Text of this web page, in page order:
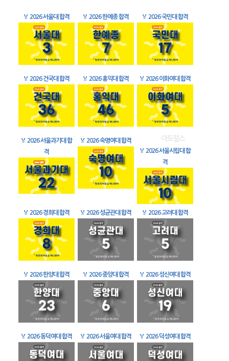
🏅 2026 서울대 합격 🏅 2026 한예종 합격 🏅 2026 국민대 합격
🏅 2026 건국대 합격 🏅 2026 홍익대 합격 🏅 2026 이화여대 합격
🏅 2026 서울과기대 합
격
🏅 2026 숙명여대 합격
🏅 2026 서울시립대 합
격
🏅 2026 경희대 합격 🏅 2026 성균관대 합격 🏅 2026 고려대 합격
🏅 2026 한양대 합격 🏅 2026 중앙대 합격 🏅 2026 성신여대 합격
🏅 2026 동덕여대 합격 🏅 2026 서울여대 합격 🏅 2026 덕성여대 합격